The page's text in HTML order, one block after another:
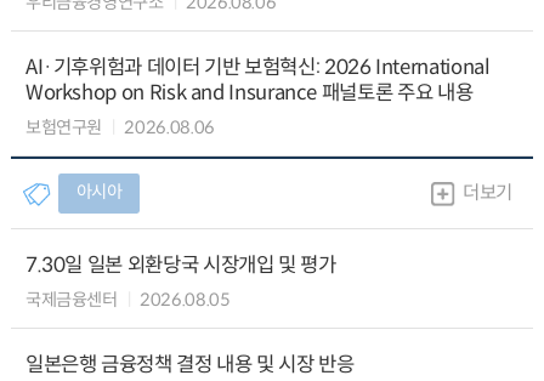
AI·기후위험과 데이터 기반 보험혁신: 2026 International
Workshop on Risk and Insurance 패널토론 주요 내용
보험연구원 2026.08.06
아시아 더보기
7.30일 일본 외환당국 시장개입 및 평가
국제금융센터 2026.08.05
일본은행 금융정책 결정 내용 및 시장 반응